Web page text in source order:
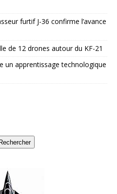
furtif J-36 confirme l’avance
de 12 drones autour du KF-21
un apprentissage technologique